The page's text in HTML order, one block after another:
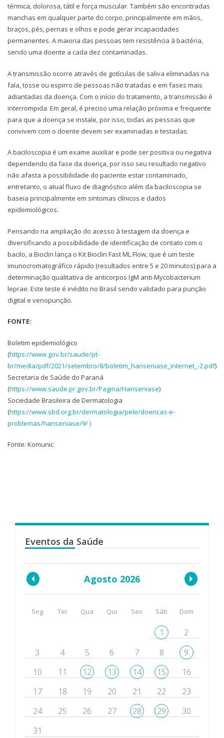
térmica, dolorosa, tátil e força muscular. Também são encontradas
manchas em qualquer parte do corpo, principalmente em mãos,
braços, pés, pernas e olhos e pode gerar incapacidades
permanentes. A maioria das pessoas tem resistência à bactéria,
sendo uma doente a cada dez contaminadas.
A transmissão ocorre através de gotículas de saliva eliminadas na
fala, tosse ou espirro de pessoas não tratadas e em fases mais
adiantadas da doença. Com o início do tratamento, a transmissão é
interrompida. Em geral, é preciso uma relação próxima e frequente
para que a doença se instale, por isso, todas as pessoas que
convivem com o doente devem ser examinadas e testadas.
A baciloscopia é um exame auxiliar e pode ser positiva ou negativa
dependendo da fase da doença, por isso seu resultado negativo
não afasta a possibilidade do paciente estar contaminado,
entretanto, o atual fluxo de diagnóstico além da baciloscopia se
baseia principalmente em sintomas clínicos e dados
epidemiológicos.
Pensando na ampliação do acesso à testagem da doença e
diversificando a possibilidade de identificação de contato com o
bacilo, a Bioclin lança o Kit Bioclin Fast ML Flow, que é um teste
imunocromatográfico rápido (resultados entre 5 e 20 minutos) para a
determinação qualitativa de anticorpos IgM anti-Mycobacterium
leprae. Este teste é inédito no Brasil sendo validado para punção
digital e venopunção.
FONTE:
Boletim epidemiológico
(https://www.gov.br/saude/pt-
br/media/pdf/2021/setembro/8/boletim_hanseniase_internet_-2.pdf)
Secretaria de Saúde do Paraná
(https://www.saude.pr.gov.br/Pagina/Hanseniase)
Sociedade Brasileira de Dermatologia
(https://www.sbd.org.br/dermatologia/pele/doencas-e-
problemas/hanseniase/9/ )
Fonte: Komunic
Eventos da Saúde
Agosto 2026
Seg Ter Qua Qui Sex Sáb Dom
1
2
3
4 5 6 7 8
9
10
11 12 13 14 15
16
17
18 19 20 21 22
23
24
25 26 27 28 29
30
31